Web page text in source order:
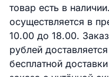
товар есть в
осуществляется в
10.00 до 18.00.
рублей
бесплатной